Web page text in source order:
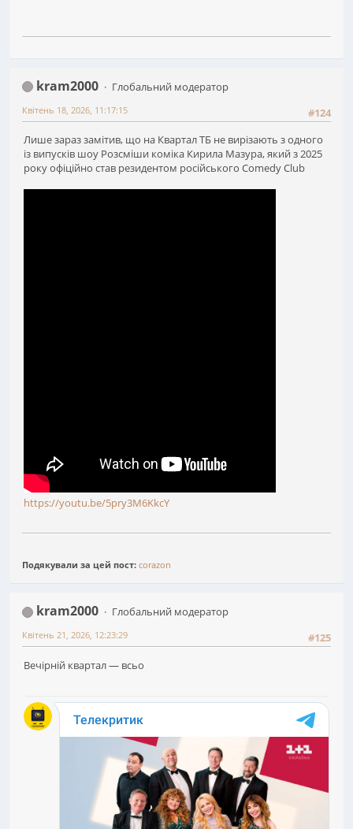
kram2000
Глобальний модератор
#124
Квітень 18, 2026, 11:17:15
Лише зараз замітив, що на Квартал ТБ не вирізають з одного
із випусків шоу Розсміши коміка Кирила Мазура, який з 2025
року офіційно став резидентом російського Comedy Club
https://youtu.be/5pry3M6KkcY
Подякували за цей пост: corazon
kram2000
Глобальний модератор
#125
Квітень 21, 2026, 12:23:29
Вечірній квартал — всьо